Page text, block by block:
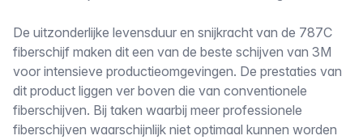
De uitzonderlijke levensduur en snijkracht van de 787C
fiberschijf maken dit een van de beste schijven van 3M
voor intensieve productieomgevingen. De prestaties van
dit product liggen ver boven die van conventionele
fiberschijven. Bij taken waarbij meer professionele
fiberschijven waarschijnlijk niet optimaal kunnen worden